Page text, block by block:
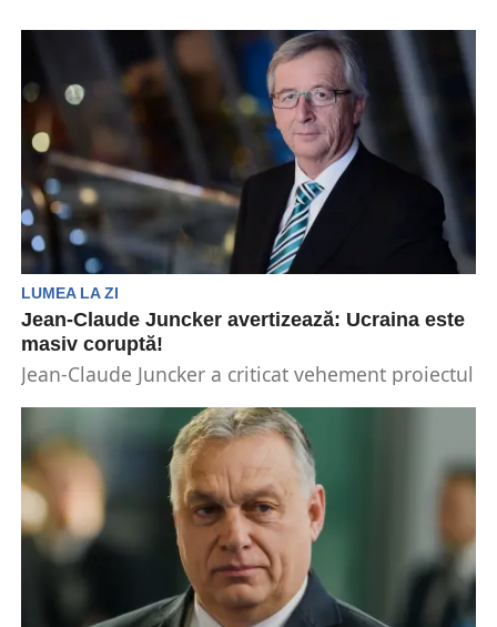
sosirea la un summit al Uniunii Europene cu
LUMEA LA ZI
Jean-Claude Juncker avertizează: Ucraina este
masiv coruptă!
Jean-Claude Juncker a criticat vehement proiectul
Ucraina să adere la UE....